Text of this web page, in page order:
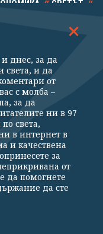
СВЕТЪТ
КАЛЕЙДОСКОП
За Клуб Z
ни
ЕООД, София, ул. "Алеко
„Клуб Зебра Медия“
от www.clubz.bg без
път, съгласно
днес, за да
света, и да
от
с молба –
за да
ни в 97
света,
в интернет в
и качествена
за
от
да помогнете
да сте